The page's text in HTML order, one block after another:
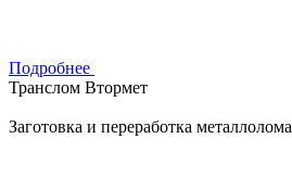
Подробнее
Транслом Втормет
Заготовка и переработка металлолома